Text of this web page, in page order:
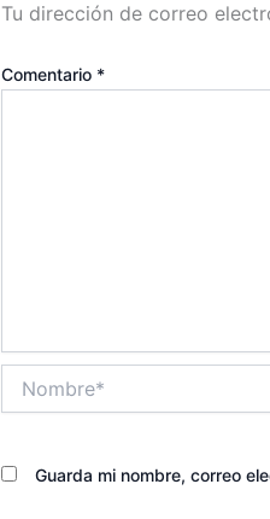
Tu dirección de correo
Comentario *
Guarda mi nombre, correo